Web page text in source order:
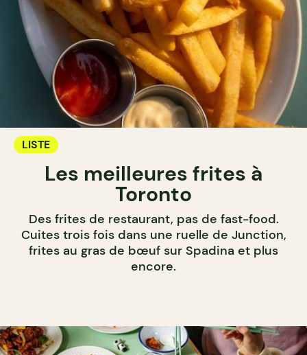
LISTE
Les meilleures frites à
Toronto
Des frites de restaurant, pas de fast-food.
Cuites trois fois dans une ruelle de Junction,
frites au gras de bœuf sur Spadina et plus
encore.